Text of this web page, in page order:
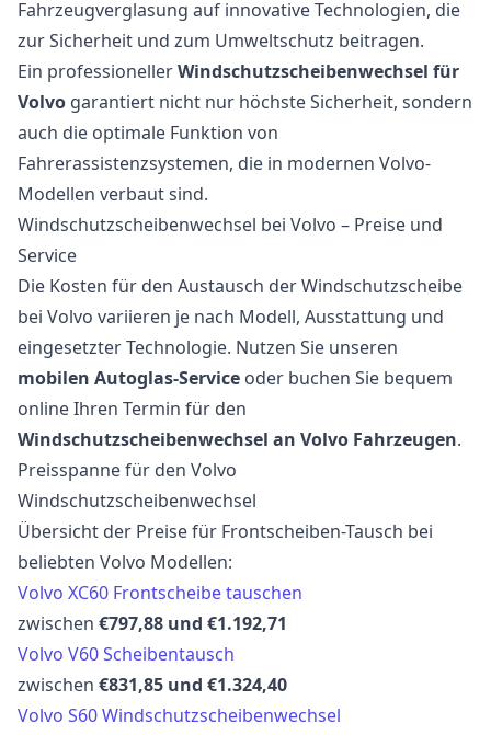
Fahrzeugverglasung auf innovative Technologien, die
zur Sicherheit und zum Umweltschutz beitragen.
Ein professionellerWindschutzscheibenwechsel für
Volvo garantiert nicht nur höchste Sicherheit, sondern
auch die optimale Funktion von
Fahrerassistenzsystemen, die in modernen Volvo-
Modellen verbaut sind.
Windschutzscheibenwechsel bei Volvo – Preise und
Service
Die Kosten für den Austausch der Windschutzscheibe
bei Volvo variieren je nach Modell, Ausstattung und
eingesetzter Technologie. Nutzen Sie unseren
mobilen Autoglas-Service oder buchen Sie bequem
online Ihren Termin für den
Windschutzscheibenwechsel an Volvo Fahrzeugen.
Preisspanne für den Volvo
Windschutzscheibenwechsel
Übersicht der Preise für Frontscheiben-Tausch bei
beliebten Volvo Modellen:
Volvo XC60 Frontscheibe tauschen
zwischen €797,88 und €1.192,71
Volvo V60 Scheibentausch
zwischen €831,85 und €1.324,40
Volvo S60 Windschutzscheibenwechsel